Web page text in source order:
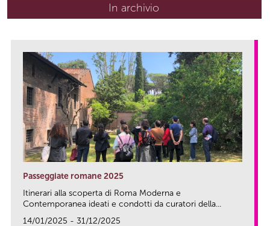
In archivio
Passeggiate romane 2025
Itinerari alla scoperta di Roma Moderna e
Contemporanea ideati e condotti da curatori della...
14/01/2025 - 31/12/2025